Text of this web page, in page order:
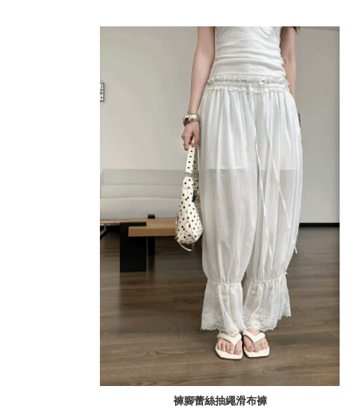
褲腳蕾絲抽繩滑布褲